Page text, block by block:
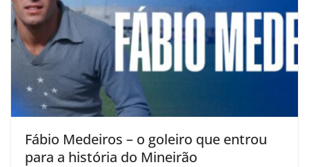
Fábio Medeiros – o goleiro que entrou
para a história do Mineirão